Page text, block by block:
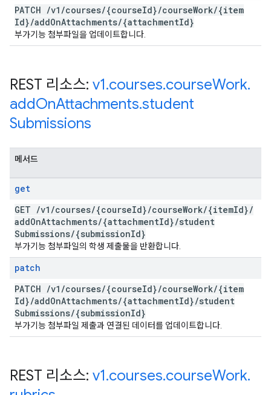
PATCH /v1 /courses/{courseId}/courseWork/{item
Id}/addOnAttachments/{attachmentId}
부가기능 첨부파일을 업데이트합니다.
REST 리소스: v1.courses.courseWork.
addOnAttachments.student
Submissions
메서드
get
GET /v1 /courses/{courseId}/courseWork/{itemId}/
addOnAttachments/{attachmentId}/student
Submissions/{submissionId}
부가기능 첨부파일의 학생 제출물을 반환합니다.
patch
PATCH /v1 /courses/{courseId}/courseWork/{item
Id}/addOnAttachments/{attachmentId}/student
Submissions/{submissionId}
부가기능 첨부파일 제출과 연결된 데이터를 업데이트합니다.
REST 리소스: v1.courses.courseWork.